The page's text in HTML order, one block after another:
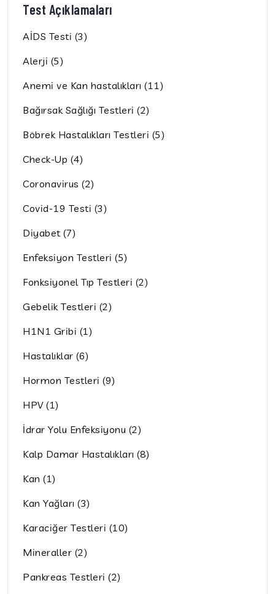
Test Açıklamaları
AİDS Testi (3)
Alerji (5)
Anemi ve Kan hastalıkları (11)
Bağırsak Sağlığı Testleri (2)
Böbrek Hastalıkları Testleri (5)
Check-Up (4)
Coronavirus (2)
Covid-19 Testi (3)
Diyabet (7)
Enfeksiyon Testleri (5)
Fonksiyonel Tıp Testleri (2)
Gebelik Testleri (2)
H1N1 Gribi (1)
Hastalıklar (6)
Hormon Testleri (9)
HPV (1)
İdrar Yolu Enfeksiyonu (2)
Kalp Damar Hastalıkları (8)
Kan (1)
Kan Yağları (3)
Karaciğer Testleri (10)
Mineraller (2)
Pankreas Testleri (2)